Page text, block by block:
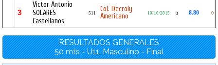
3
Victor Antonio
SOLARES
Castellanos
511
Col. Decroly
Americano
10/10/2015 0 8.80 0
RESULTADOS GENERALES
50 mts - U11, Masculino - Final